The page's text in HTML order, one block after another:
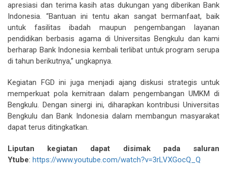
apresiasi dan terima kasih atas dukungan yang diberikan Bank
Indonesia. “Bantuan ini tentu akan sangat bermanfaat, baik
untuk fasilitas ibadah maupun pengembangan layanan
pendidikan berbasis agama di Universitas Bengkulu dan kami
berharap Bank Indonesia kembali terlibat untuk program serupa
di tahun berikutnya,” ungkapnya.
Kegiatan FGD ini juga menjadi ajang diskusi strategis untuk
memperkuat pola kemitraan dalam pengembangan UMKM di
Bengkulu. Dengan sinergi ini, diharapkan kontribusi Universitas
Bengkulu dan Bank Indonesia dalam membangun masyarakat
dapat terus ditingkatkan.
Liputan kegiatan dapat disimak pada saluran
Ytube: https://www.youtube.com/watch?v=3rLVXGocQ_Q